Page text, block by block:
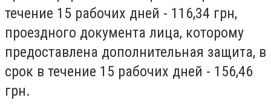
течение 15 рабочих дней - 116,34 грн,
проездного документа лица, которому
предоставлена ​​дополнительная защита, в
срок в течение 15 рабочих дней - 156,46
грн.